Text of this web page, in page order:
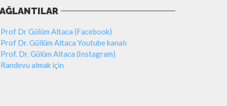
Prof Dr Gülüm Altaca (Facebook)
Prof Dr. Güllüm Altaca Youtube kanalı
Prof. Dr. Gülüm Altaca (Instagram)
Randevu almak için